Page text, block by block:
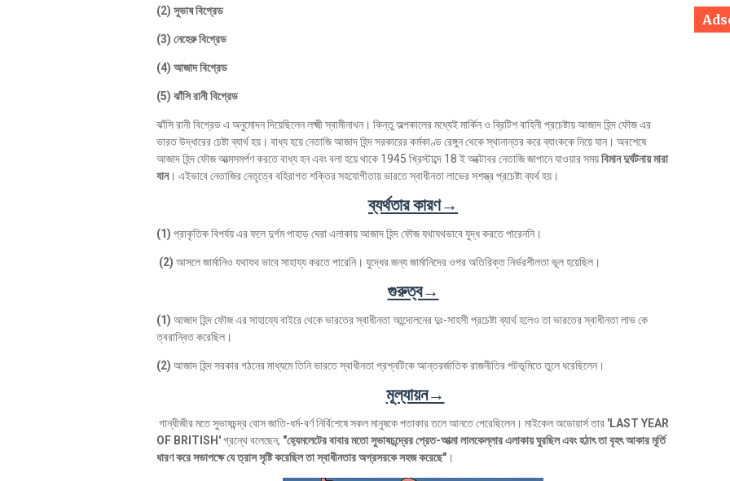
(2) সুভাষ বিগ্রেড
(3) নেহেরু বিগ্রেড
(4) আজাদ বিগ্রেড
(5) ঝাঁসি রানী বিগ্রেড
ঝাঁসি রানী বিগ্রেড এ অনুমোদন দিয়েছিলেন লক্ষ্মী স্বামীনাথন। কিন্তু অল্পকালের মধ্যেই মার্কিন ও ব্রিটিশ বাহিনী প্রচেষ্টায় আজাদ হিন্দ ফৌজ এর
ভারত উদ্ধারের চেষ্টা ব্যার্থ হয়। বাধ্য হয়ে নেতাজি আজাদ হিন্দ সরকারের কর্মকাণ্ড রেঙ্গুন থেকে স্থানান্তর করে ব্যাংককে নিয়ে যান। অবশেষে
আজাদ হিন্দ ফৌজ আত্মসমর্পণ করতে বাধ্য হন এবং বলা হয়ে থাকে 1945 খ্রিস্টাব্দে 18 ই অক্টোবর নেতাজি জাপানে যাওয়ার সময়বিমান দুর্ঘটনায় মারা
যান। এইভাবে নেতাজির নেতৃত্বে বহিরাগত শক্তির সহযোগীতায় ভারতে স্বাধীনতা লাভের সশস্ত্র প্রচেষ্টা ব্যর্থ হয়।
ব্যর্থতার কারণ→
(1) প্রাকৃতিক বিপর্যয় এর ফলে দুর্গম পাহাড় ঘেরা এলাকায় আজাদ হিন্দ ফৌজ যথাযথভাবে যুদ্ধ করতে পারেননি।
(2) আসলে জার্মানিও যথাযথ ভাবে সাহায্য করতে পারেনি। যুদ্ধের জন্য জার্মানিদের ওপর অতিরিক্ত নির্ভরশীলতা ভূল হয়েছিল।
গুরুত্ব→
(1) আজাদ হিন্দ ফৌজ এর সাহায্যে বাইরে থেকে ভারতের স্বাধীনতা আন্দোলনের দুঃ-সাহসী প্রচেষ্টা ব্যার্থ হলেও তা ভারতের স্বাধীনতা লাভ কে
ত্বরান্বিত করেছিল।
(2) আজাদ হিন্দ সরকার গঠনের মাধ্যমে তিনি ভারতে স্বাধীনতা প্রশ্নটিকে আন্তরর্জাতিক রাজনীতির পটভূমিতে তুলে ধরেছিলেন।
মূল্যায়ন→
গান্ধীজীর মতে সুভাষচন্দ্র বোস জাতি-ধর্ম-বর্ণ নির্বিশেষে সকল মানুষকে পতাকার তলে আনতে পেরেছিলেন। মাইকেল অডোয়ার্স তার 'LAST YEAR
OF BRITISH'গ্রন্থে বলেছেন, "হ‍্যেমলেটের বাবার মতো সুভাষচন্দ্রের প্রেত-আত্মা লালকেল্লার এলাকায় ঘুরছিল এবং হঠাৎ তা বৃহৎ আকার মূর্তি
ধারণ করে সভাপক্ষে যে ত্রাস সৃষ্টি করেছিল তা স্বাধীনতার অগ্রসরকে সহজ করেছে" ।